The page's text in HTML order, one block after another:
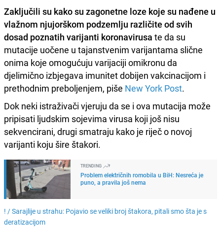
Zaključili su kako su zagonetne loze koje su nađene u
vlažnom njujorškom podzemlju različite od svih
dosad poznatih varijanti koronavirusa te da su
mutacije uočene u tajanstvenim varijantama slične
onima koje omogućuju varijaciji omikronu da
djelimično izbjegava imunitet dobijen vakcinacijom i
prethodnim preboljenjem, piše New York Post.
Dok neki istraživači vjeruju da se i ova mutacija može
pripisati ljudskim sojevima virusa koji još nisu
sekvencirani, drugi smatraju kako je riječ o novoj
varijanti koju šire štakori.
TRENDING
Problem električnih romobila u BiH: Nesreća je
puno, a pravila još nema
! /Sarajlije u strahu: Pojavio se veliki broj štakora, pitali smo šta je s
deratizacijom